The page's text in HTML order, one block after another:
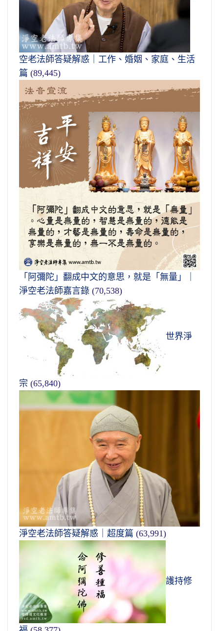
空老法師答疑解惑｜工作、婚姻、家庭、生活
篇 (89,445)
「阿彌陀」翻成中文的意思，就是「無量」｜
淨空老法師嘉言錄 (70,538)
世界淨
宗 (65,840)
淨空老法師答疑解惑｜超度篇 (63,991)
護持修